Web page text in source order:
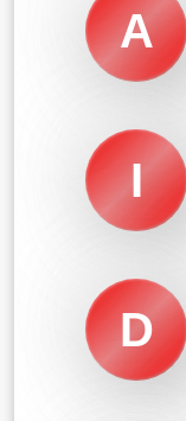
A
I
D